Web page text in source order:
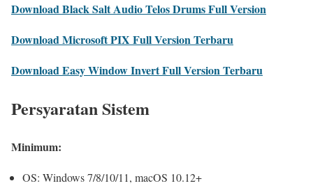
Download Black Salt Audio Telos Drums Full Version
Download Microsoft PIX Full Version Terbaru
Download Easy Window Invert Full Version Terbaru
Persyaratan Sistem
Minimum:
OS: Windows 7/8/10/11, macOS 10.12+